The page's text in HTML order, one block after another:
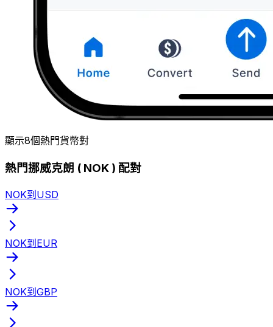
顯示8個熱門貨幣對
熱門挪威克朗 ( NOK ) 配對
NOK到USD
NOK到EUR
NOK到GBP